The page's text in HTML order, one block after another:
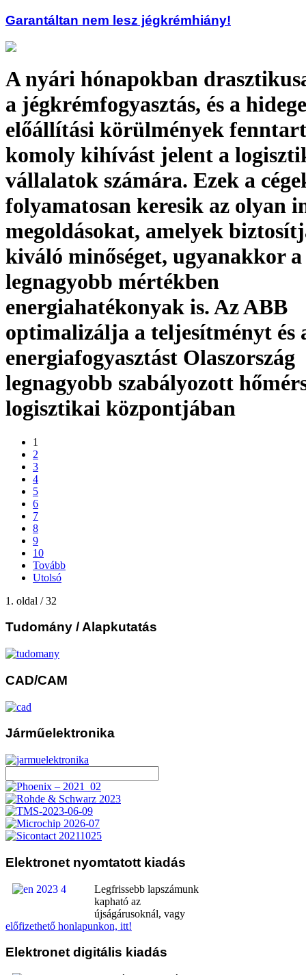
Garantáltan nem lesz jégkrémhiány!
A nyári hónapokban
a jégkrémfogyasztás, és a
előállítási körülmények
komoly kihívást jelent a
vállalatok számára. Ezek a
folyamatosan keresik az olyan
megoldásokat, amelyek
kiváló minőséget, ugyanakkor
legnagyobb mértékben
energiahatékonyak is. Az ABB
optimalizálja a teljesítményt és
energiafogyasztást Olaszország
legnagyobb szabályozott
logisztikai központjában
1
2
3
4
5
6
7
8
9
10
Tovább
Utolsó
1. oldal / 32
Tudomány / Alapkutatás
CAD/CAM
Járműelektronika
Elektronet nyomtatott kiadás
Legfrissebb lapszámunk
kapható az
újságárusoknál, vagy
előfizethető honlapunkon, itt!
Elektronet digitális kiadás